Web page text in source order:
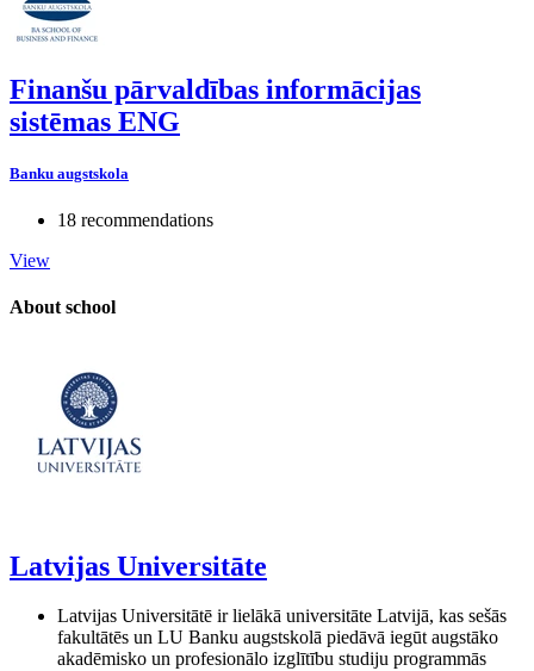
Finanšu pārvaldības informācijas
sistēmas ENG
Banku augstskola
18 recommendations
View
About school
Latvijas Universitāte
Latvijas Universitātē ir lielākā universitāte Latvijā, kas sešās
fakultātēs un LU Banku augstskolā piedāvā iegūt augstāko
akadēmisko un profesionālo izglītību studiju programmās